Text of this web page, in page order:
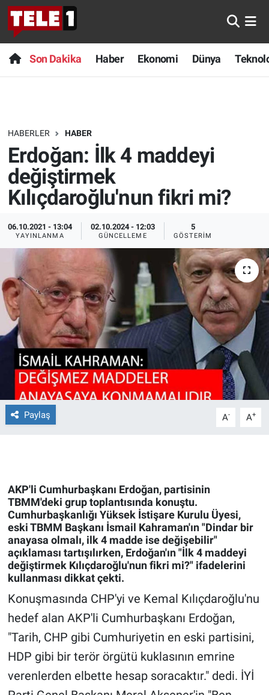
Son Dakika Haber Ekonomi Dünya
HABERLER HABER
Erdoğan: İlk 4 maddeyi
değiştirmek
Kılıçdaroğlu'nun fikri mi?
06.10.2021 - 13:04
YAYINLANMA
02.10.2024 - 12:03
GÜNCELLEME
5
GÖSTERIM
Paylaş A- A+
AKP'li Cumhurbaşkanı Erdoğan, partisinin
TBMM'deki grup toplantısında konuştu.
Cumhurbaşkanlığı Yüksek İstişare Kurulu Üyesi,
eski TBMM Başkanı İsmail Kahraman'ın "Dindar bir
anayasa olmalı, ilk 4 madde ise değişebilir"
açıklaması tartışılırken, Erdoğan'ın "İlk 4 maddeyi
değiştirmek Kılıçdaroğlu'nun fikri mi?" ifadelerini
kullanması dikkat çekti.
Konuşmasında CHP'yi ve Kemal Kılıçdaroğlu'nu
hedef alan AKP'li Cumhurbaşkanı Erdoğan,
"Tarih, CHP gibi Cumhuriyetin en eski partisini,
HDP gibi bir terör örgütü kuklasının emrine
verenlerden elbette hesap soracaktır." dedi. İYİ
Anında Manşet
Başka Sohbetler
Bilim turu
Bilim ve Teknoloji Evreni
Doğa Konuşuyor
Dünya
Ege Saati
Ege'den Esintiler
Eğitim
Eğlence
Ekonomi
Forum
Gün Bitiyor
Gün Ortası
Gündem Özel
Günün görüntüsü
Haber
İlan
Kimdir
Son Dakika
Haber
Dünya
Teknoloji
Sağlık
Spor
Yayın Akışı
İletişim
Nöbetçi Eczaneler
Hava Durumu
Trafik Durumu
Süper Lig Puan Durumu ve Fikstür
Tüm Manşetler
Son Dakika Haberleri
Haber Arşivi